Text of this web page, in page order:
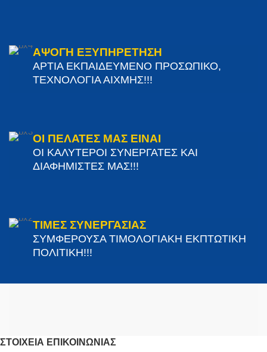
ΑΨΟΓΗ ΕΞΥΠΗΡΕΤΗΣΗ
ΑΡΤΙΑ ΕΚΠΑΙΔΕΥΜΕΝΟ ΠΡΟΣΩΠΙΚΟ,
ΤΕΧΝΟΛΟΓΙΑ ΑΙΧΜΗΣ!!!
ΟΙ ΠΕΛΑΤΕΣ ΜΑΣ ΕΙΝΑΙ
ΟΙ ΚΑΛΥΤΕΡΟΙ ΣΥΝΕΡΓΑΤΕΣ ΚΑΙ
ΔΙΑΦΗΜΙΣΤΕΣ ΜΑΣ!!!
ΤΙΜΕΣ ΣΥΝΕΡΓΑΣΙΑΣ
ΣΥΜΦΕΡΟΥΣΑ ΤΙΜΟΛΟΓΙΑΚΗ ΕΚΠΤΩΤΙΚΗ
ΠΟΛΙΤΙΚΗ!!!
ΣΤΟΙΧΕΊΑ ΕΠΙΚΟΙΝΩΝΊΑΣ